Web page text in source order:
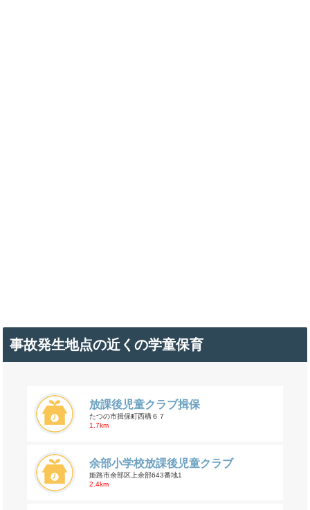
事故発生地点の近くの学童保育
放課後児童クラブ揖保
たつの市揖保町西構６７
1.7km
余部小学校放課後児童クラブ
姫路市余部区上余部643番地1
2.4km